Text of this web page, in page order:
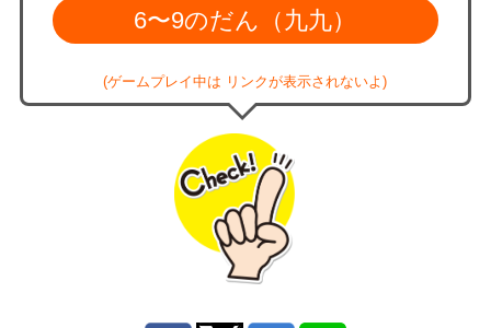
6〜9のだん（九九）
(ゲームプレイ中は リンクが表示されないよ)